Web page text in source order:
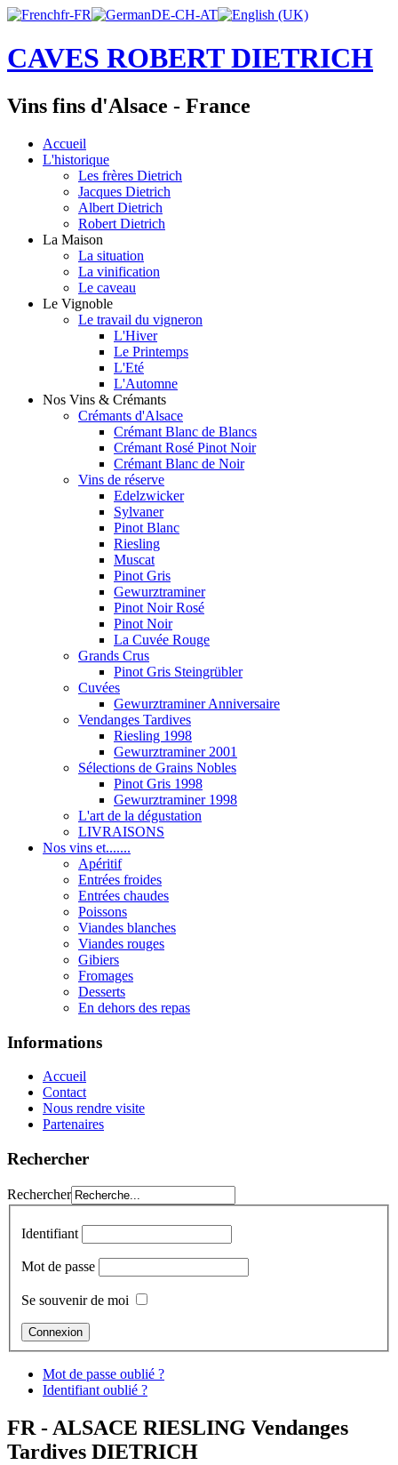
CAVES ROBERT DIETRICH
Vins fins d'Alsace - France
Accueil
L'historique
Les frères Dietrich
Jacques Dietrich
Albert Dietrich
Robert Dietrich
La Maison
La situation
La vinification
Le caveau
Le Vignoble
Le travail du vigneron
L'Hiver
Le Printemps
L'Eté
L'Automne
Nos Vins & Crémants
Crémants d'Alsace
Crémant Blanc de Blancs
Crémant Rosé Pinot Noir
Crémant Blanc de Noir
Vins de réserve
Edelzwicker
Sylvaner
Pinot Blanc
Riesling
Muscat
Pinot Gris
Gewurztraminer
Pinot Noir Rosé
Pinot Noir
La Cuvée Rouge
Grands Crus
Pinot Gris Steingrübler
Cuvées
Gewurztraminer Anniversaire
Vendanges Tardives
Riesling 1998
Gewurztraminer 2001
Sélections de Grains Nobles
Pinot Gris 1998
Gewurztraminer 1998
L'art de la dégustation
LIVRAISONS
Nos vins et.......
Apéritif
Entrées froides
Entrées chaudes
Poissons
Viandes blanches
Viandes rouges
Gibiers
Fromages
Desserts
En dehors des repas
Informations
Accueil
Contact
Nous rendre visite
Partenaires
Rechercher
Rechercher
Identifiant
Mot de passe
Se souvenir de moi
Mot de passe oublié ?
Identifiant oublié ?
FR - ALSACE RIESLING Vendanges
Tardives DIETRICH